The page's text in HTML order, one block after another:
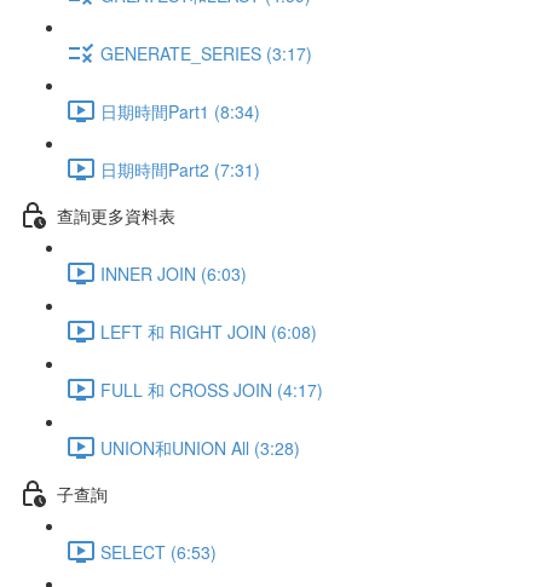
GENERATE_SERIES (3:17)
日期時間Part1 (8:34)
日期時間Part2 (7:31)
查詢更多資料表
INNER JOIN (6:03)
LEFT 和 RIGHT JOIN (6:08)
FULL 和 CROSS JOIN (4:17)
UNION和UNION All (3:28)
子查詢
SELECT (6:53)